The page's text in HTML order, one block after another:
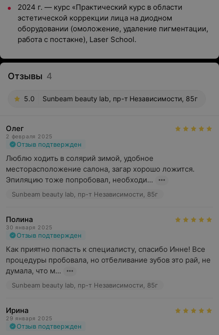
2024 г. — курс «Практический курс в области
эстетической коррекции лица на диодном
оборудовании (омоложение, удаление пигментации,
работа с постакне), Laser School.
Отзывы 4
5.0 Sunbeam beauty lab, пр-т Независимости, 85г
Олег
2 февраля 2025
Отзыв подтвержден
Люблю ходить в солярий зимой, удобное
месторасположение салона, загар хорошо ложится.
Эпиляцию тоже попробовал, необходи...
Sunbeam beauty lab, пр-т Независимости, 85г
Полина
30 января 2025
Отзыв подтвержден
Как приятно попасть к специалисту, спасибо Инне! Все
процедуры пробовала, но отбеливание зубов это рай, не
думала, что м...
Sunbeam beauty lab, пр-т Независимости, 85г
Ирина
29 января 2025
Отзыв подтвержден